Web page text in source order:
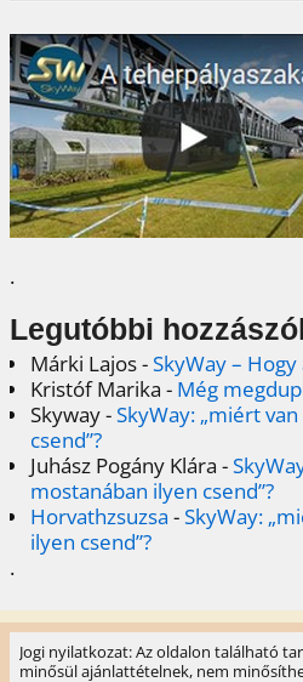
.
Legutóbbi
Márki Lajos-SkyWay –
Kristóf Marika - Még
Skyway-SkyWay: „miért
csend”?
Juhász Pogány Klára -
mostanában ilyen csend”?
Horvathzsuzsa -SkyWay:
ilyen csend”?
.
Jogi nyilatkozat: Az oldalon található
minősül ajánlattételnek, nem